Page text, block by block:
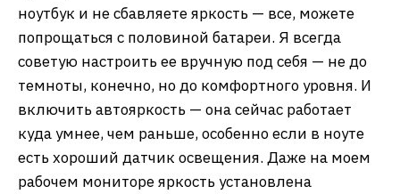
ноутбук и не сбавляете яркость — все, можете
попрощаться с половиной батареи. Я всегда
советую настроить ее вручную под себя — не до
темноты, конечно, но до комфортного уровня. И
включить автояркость — она сейчас работает
куда умнее, чем раньше, особенно если в ноуте
есть хороший датчик освещения. Даже на моем
рабочем мониторе яркость установлена